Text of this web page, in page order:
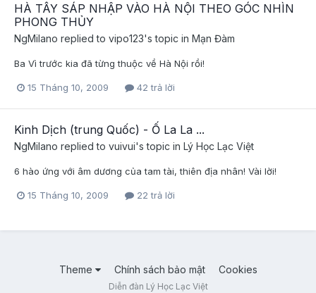
HÀ TÂY SÁP NHẬP VÀO HÀ NỘI THEO GÓC NHÌN
PHONG THỦY
NgMilano replied to vipo123's topic in Mạn Đàm
Ba Vì trước kia đã từng thuộc về Hà Nội rồi!
15 Tháng 10, 2009 42 trả lời
Kinh Dịch (trung Quốc) - Ố La La ...
NgMilano replied to vuivui's topic in Lý Học Lạc Việt
6 hào ứng với âm dương của tam tài, thiên địa nhân! Vài lời!
15 Tháng 10, 2009 22 trả lời
Theme Chính sách bảo mật Cookies
Diễn đàn Lý Học Lạc Việt